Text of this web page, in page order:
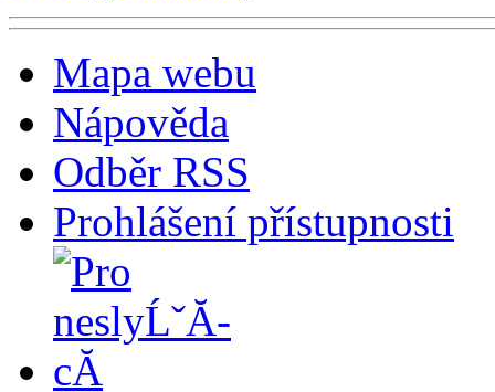
Mapa webu
Nápověda
Odběr RSS
Prohlášení přístupnosti